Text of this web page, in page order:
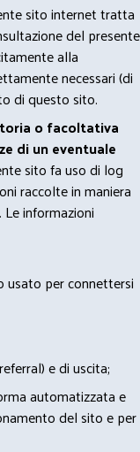
sito internet tratta
del presente
alla
necessari (di
di questo sito.
o facoltativa
di un eventuale
sito fa uso di log
raccolte in maniera
informazioni
per connettersi
e di uscita;
automatizzata e
del sito e per